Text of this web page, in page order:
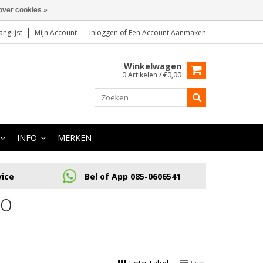
Mijn Account Inloggen of Een Account Aanmaken
Winkelwagen
0 Artikelen / €0,00
INFO MERKEN
Bel of App 085-0606541
cookies »